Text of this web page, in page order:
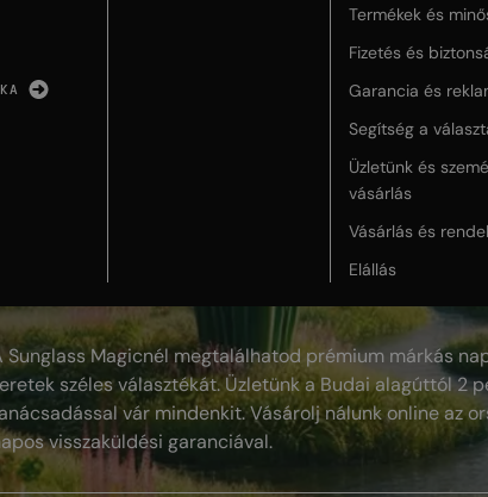
Termékek és
Fizetés és
Garancia és
Segítség a
Üzletünk és
vásárlás
Vásárlás és
Elállás
Sunglass Magicnél megtalálhatod prémium márkás
széles választékát. Üzletünk a Budai alagúttól 2
vár mindenkit. Vásárolj nálunk online az
visszaküldési garanciával.